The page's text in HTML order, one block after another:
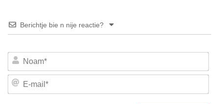
Berichtje bie n nije reactie?
E-